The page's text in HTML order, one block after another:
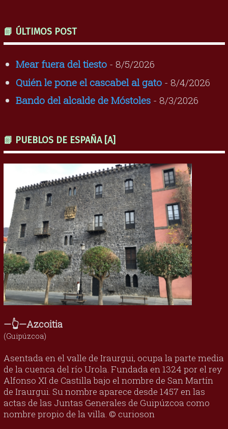
📗 ÚLTIMOS POST
Mear fuera del tiesto- 8/5/2026
Quién le pone el cascabel al gato- 8/4/2026
Bando del alcalde de Móstoles- 8/3/2026
📗 PUEBLOS DE ESPAÑA [A]
—👆—Azcoitia
(Guipúzcoa)
Asentada en el valle de Iraurgui, ocupa la parte media
de la cuenca del río Urola. Fundada en 1324 por el rey
Alfonso XI de Castilla bajo el nombre de San Martín
de Iraurgui. Su nombre aparece desde 1457 en las
actas de las Juntas Generales de Guipúzcoa como
nombre propio de la villa. © curioson